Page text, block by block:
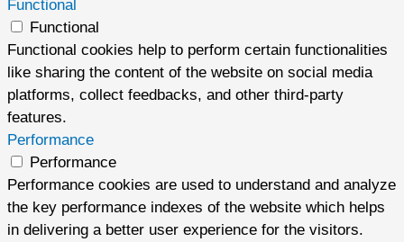
Functional
Functional
Functional cookies help to perform certain functionalities
like sharing the content of the website on social media
platforms, collect feedbacks, and other third-party
features.
Performance
Performance
Performance cookies are used to understand and analyze
the key performance indexes of the website which helps
in delivering a better user experience for the visitors.